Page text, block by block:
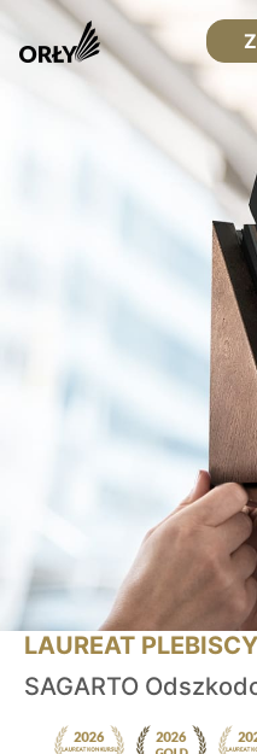
LAUREAT
SAGARTO